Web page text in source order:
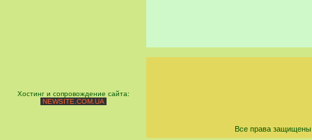
Хостинг и сопровождение сайта:
NEWSITE.COM.UA
Все права